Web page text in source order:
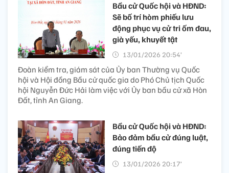
Bầu cử Quốc hội và HĐND:
Sẽ bố trí hòm phiếu lưu
động phục vụ cử tri ốm đau,
già yếu, khuyết tật
13/01/2026 20:54’
Đoàn kiểm tra, giám sát của Ủy ban Thường vụ Quốc
hội và Hội đồng Bầu cử quốc gia do Phó Chủ tịch Quốc
hội Nguyễn Đức Hải làm việc với Ủy ban bầu cử xã Hòn
Đất, tỉnh An Giang.
Bầu cử Quốc hội và HĐND:
Bảo đảm bầu cử đúng luật,
đúng tiến độ
13/01/2026 20:17’